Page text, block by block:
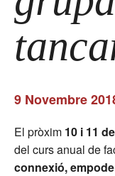
9 Novembre
El pròxim 10 i 11
del curs anual de
connexió,